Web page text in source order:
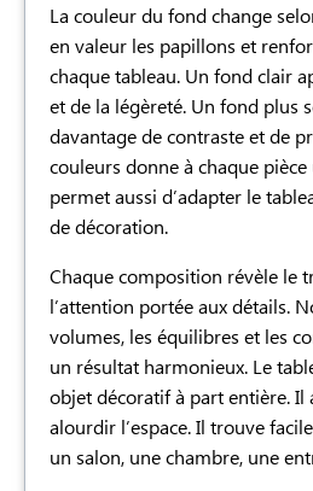
La couleur du fond change
en valeur les papillons et
chaque tableau. Un fond clair
et de la légèreté. Un fond plus
davantage de contraste et de
couleurs donne à chaque
permet aussi d’adapter le
de décoration.
Chaque composition révèle le
l’attention portée aux détails.
volumes, les équilibres et les
un résultat harmonieux. Le
objet décoratif à part entière. Il
alourdir l’espace. Il trouve
un salon, une chambre, une